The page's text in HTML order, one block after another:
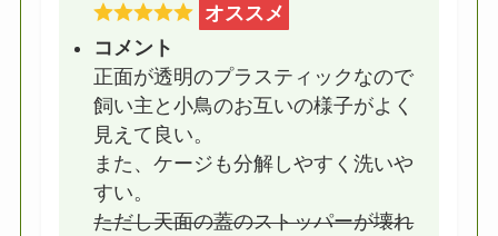
オススメ
コメント
正面が透明のプラスティックなので
飼い主と小鳥のお互いの様子がよく
見えて良い。
また、ケージも分解しやすく洗いや
すい。
ただし天面の蓋のストッパーが壊れ